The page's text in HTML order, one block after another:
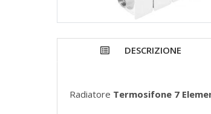
DESCRIZIONE
Radiatore Termosifone 7